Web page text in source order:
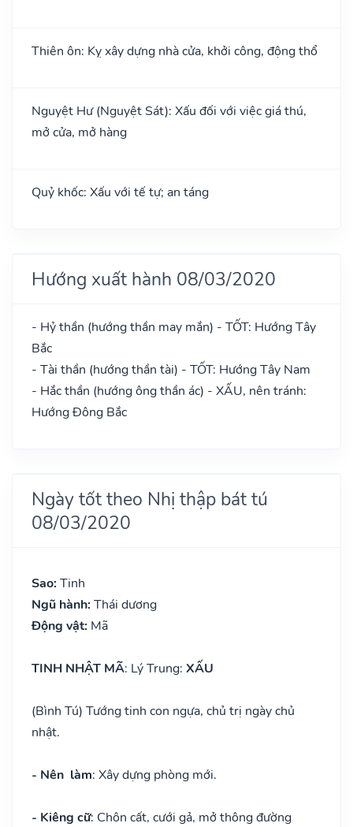
Thiên ôn: Kỵ xây dựng nhà cửa, khởi công, động thổ
Nguyệt Hư (Nguyệt Sát): Xấu đối với việc giá thú,
mở cửa, mở hàng
Quỷ khốc: Xấu với tế tự; an táng
Hướng xuất hành 08/03/2020
- Hỷ thần (hướng thần may mắn) - TỐT: Hướng Tây
Bắc
- Tài thần (hướng thần tài) - TỐT: Hướng Tây Nam
- Hắc thần (hướng ông thần ác) - XẤU, nên tránh:
Hướng Đông Bắc
Ngày tốt theo Nhị thập bát tú
08/03/2020
Sao: Tinh
Ngũ hành: Thái dương
Động vật: Mã
TINH NHẬT MÃ: Lý Trung: XẤU
(Bình Tú) Tướng tinh con ngựa, chủ trị ngày chủ
nhật.
- Nên làm: Xây dựng phòng mới.
- Kiêng cữ: Chôn cất, cưới gả, mở thông đường